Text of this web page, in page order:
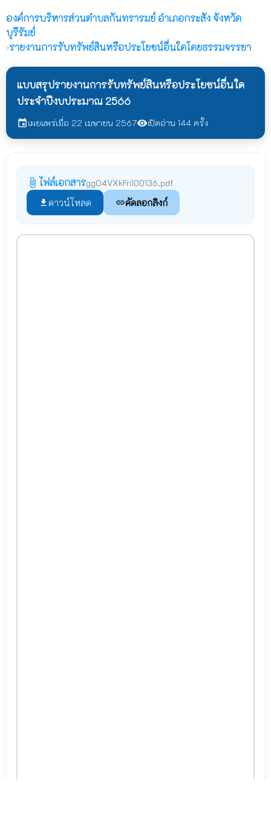
องค์การบริหารส่วนตำบลกันทรารมย์ อำเภอกระสัง จังหวัด
บุรีรัมย์
›รายงานการรับทรัพย์สินหรือประโยชน์อื่นใดโดยธรรมจรรยา
แบบสรุปรายงานการรับทรัพย์สินหรือประโยชน์อื่นใด
ประจำปีงบประมาณ 2566
eventเผยแพร่เมื่อ 22 เมษายน 2567visibilityเปิดอ่าน 144 ครั้ง
attach_file ไฟล์เอกสารggO4VXkFri100136.pdf
file_download ดาวน์โหลด linkคัดลอกลิงก์